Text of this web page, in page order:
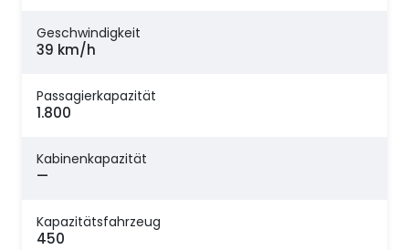
Geschwindigkeit
39 km/h
Passagierkapazität
1.800
Kabinenkapazität
—
Kapazitätsfahrzeug
450